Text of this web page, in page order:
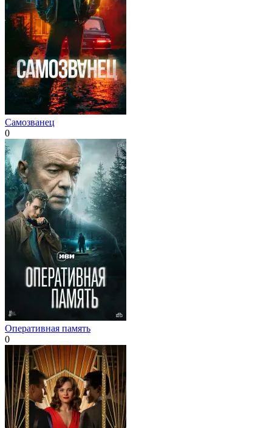
Самозванец
0
Оперативная память
0